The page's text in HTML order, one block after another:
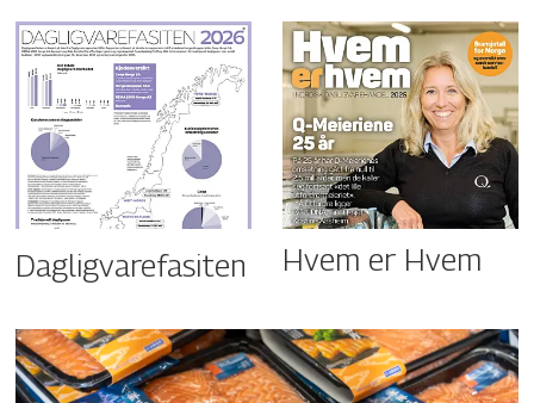
Dagligvarefasiten Hvem er Hvem